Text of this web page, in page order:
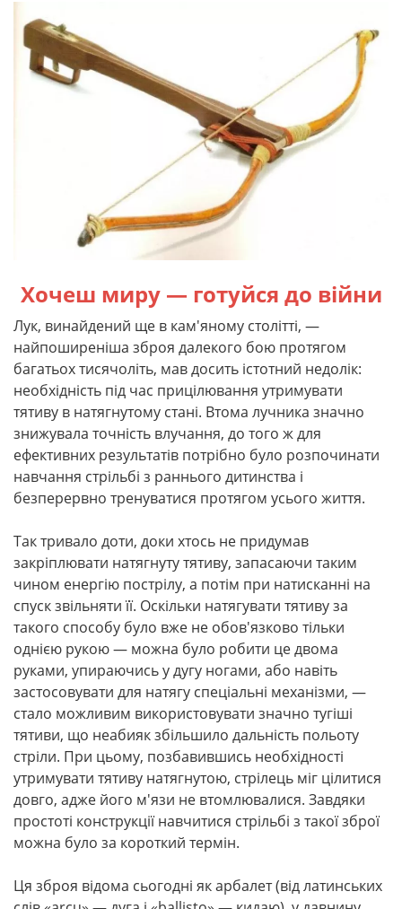
Хочеш миру — готуйся до війни
Лук, винайдений ще в кам'яному столітті, —
найпоширеніша зброя далекого бою протягом
багатьох тисячоліть, мав досить істотний недолік:
необхідність під час прицілювання утримувати
тятиву в натягнутому стані. Втома лучника значно
знижувала точність влучання, до того ж для
ефективних результатів потрібно було розпочинати
навчання стрільбі з раннього дитинства і
безперервно тренуватися протягом усього життя.
Так тривало доти, доки хтось не придумав
закріплювати натягнуту тятиву, запасаючи таким
чином енергію пострілу, а потім при натисканні на
спуск звільняти її. Оскільки натягувати тятиву за
такого способу було вже не обов'язково тільки
однією рукою — можна було робити це двома
руками, упираючись у дугу ногами, або навіть
застосовувати для натягу спеціальні механізми, —
стало можливим використовувати значно тугіші
тятиви, що неабияк збільшило дальність польоту
стріли. При цьому, позбавившись необхідності
утримувати тятиву натягнутою, стрілець міг цілитися
довго, адже його м'язи не втомлювалися. Завдяки
простоті конструкції навчитися стрільбі з такої зброї
можна було за короткий термін.
Ця зброя відома сьогодні як арбалет (від латинських